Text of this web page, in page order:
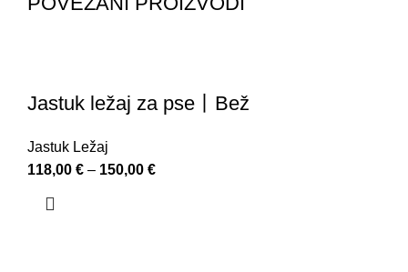
Jastuk ležaj za pse丨Bež
Jastuk Ležaj
118,00 € – 150,00 €